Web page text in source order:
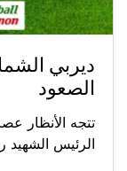
الصعود
تتجه الأنظار
الرئيس